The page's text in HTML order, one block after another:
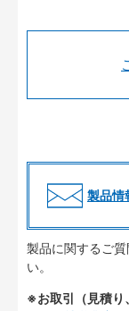
製品情
製品に関するご
い。
※お取引（見積り